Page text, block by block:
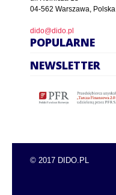
04-562 Warszawa, Polska
dido@dido.pl
POPULARNE
NEWSLETTER
© 2017 DIDO.PL